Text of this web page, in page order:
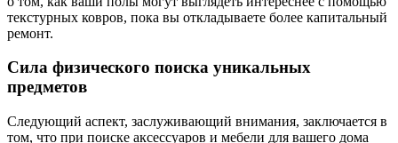
текстурных ковров, пока вы откладываете более капитальный
ремонт.
Сила физического поиска уникальных
предметов
Следующий аспект, заслуживающий внимания, заключается в
том, что при поиске аксессуаров и мебели для вашего дома